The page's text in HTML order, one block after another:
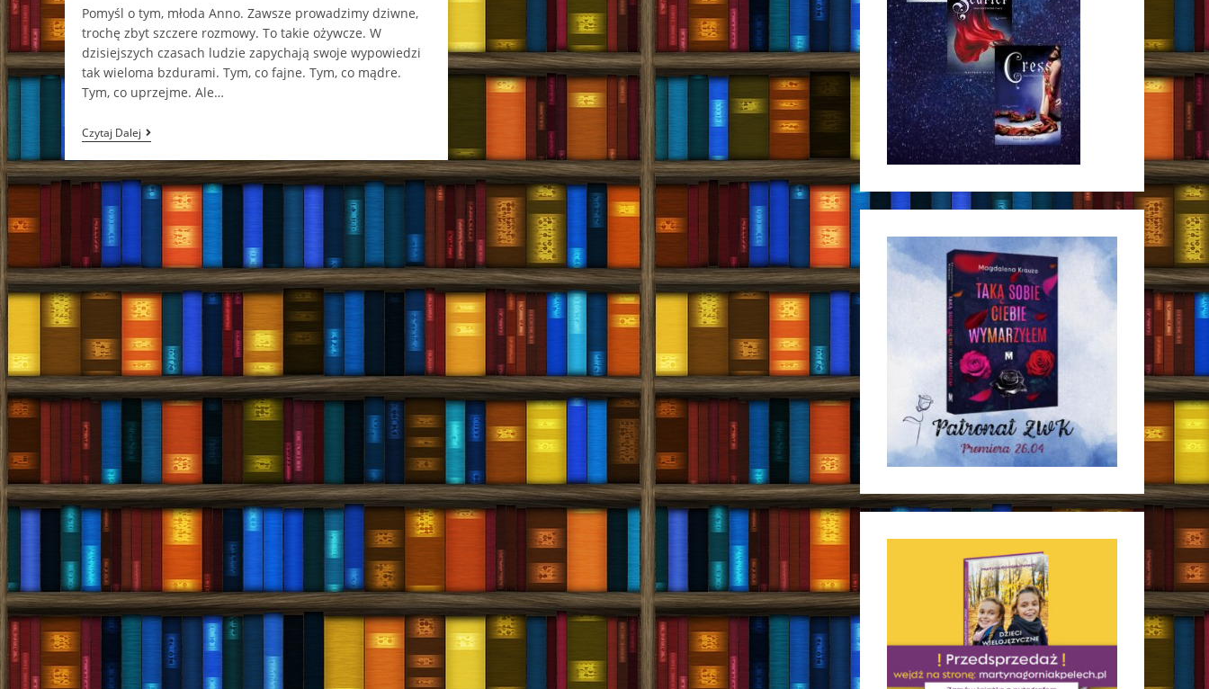
Pomyśl o tym, młoda Anno. Zawsze prowadzimy dziwne,
trochę zbyt szczere rozmowy. To takie ożywcze. W
dzisiejszych czasach ludzie zapychają swoje wypowiedzi
tak wieloma bzdurami. Tym, co fajne. Tym, co mądre.
Tym, co uprzejme. Ale…
Czytaj DalejPożądany
Przyjaciel
Kylie
Scott